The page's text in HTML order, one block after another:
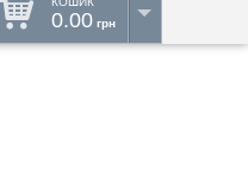
0.00 грн